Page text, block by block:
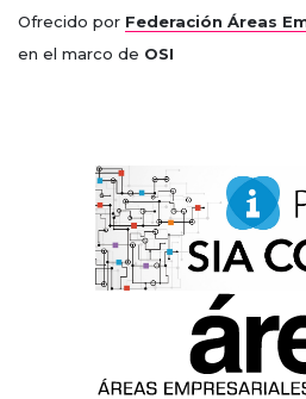
Ofrecido por Federación Áreas
en el marco de OSI